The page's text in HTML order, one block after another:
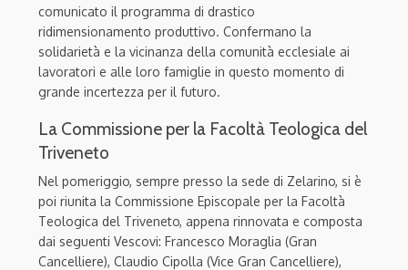
comunicato il programma di drastico
ridimensionamento produttivo. Confermano la
solidarietà e la vicinanza della comunità ecclesiale ai
lavoratori e alle loro famiglie in questo momento di
grande incertezza per il futuro.
La Commissione per la Facoltà Teologica del
Triveneto
Nel pomeriggio, sempre presso la sede di Zelarino, si è
poi riunita la Commissione Episcopale per la Facoltà
Teologica del Triveneto, appena rinnovata e composta
dai seguenti Vescovi: Francesco Moraglia (Gran
Cancelliere), Claudio Cipolla (Vice Gran Cancelliere),